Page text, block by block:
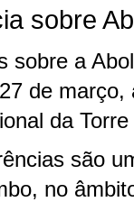
sobre
sobre a
de
da Torre
são
no